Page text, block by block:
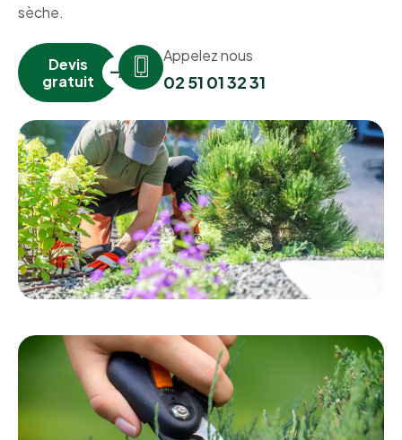
sèche.
Devis
gratuit
Appelez nous
02 51 01 32 31